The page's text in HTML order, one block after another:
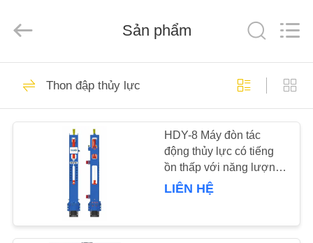
NHÀ
CÁC
THỊ
Yekun
Construction
Ltd..
Reserved.
Tài xế cọc thủy lực
113
86
Sản phẩm
Thon đập thủy lực
HDY-8 Máy đòn tác
động thủy lực có tiếng
ồn thấp với năng lượng
tác động cao và điều
LIÊN HỆ